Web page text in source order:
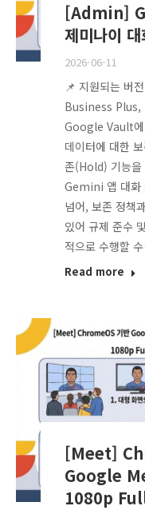
[Admin]
제미나이
2026-06-11
📌 지원되는 버
Business
Google Vault에
데이터에 대한
존(Hold) 기능을
Gemini 앱 대화
넘어, 보존 정책
있어 규제 준수
적으로 수행할
Read more
[Meet]
Google
1080p